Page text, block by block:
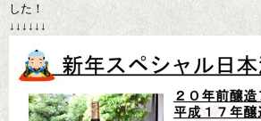
した！
↓↓↓↓↓↓